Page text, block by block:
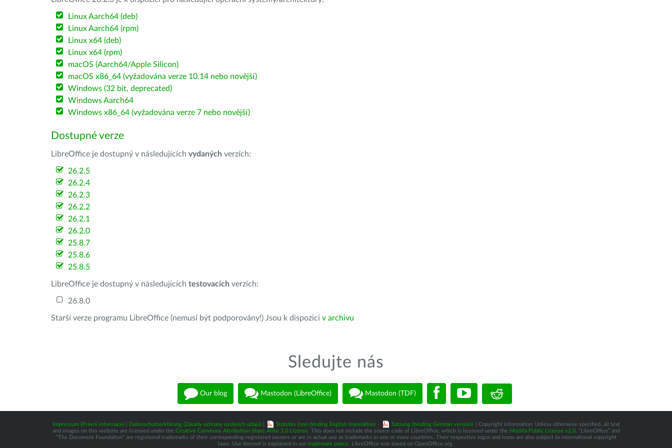
Linux Aarch64 (deb)
Linux Aarch64 (rpm)
Linux x64 (deb)
Linux x64 (rpm)
macOS (Aarch64/Apple Silicon)
macOS x86_64 (vyžadována verze 10.14 nebo novější)
Windows (32 bit, deprecated)
Windows Aarch64
Windows x86_64 (vyžadována verze 7 nebo novější)
Dostupné verze
LibreOffice je dostupný v následujících vydaných verzích:
26.2.5
26.2.4
26.2.3
26.2.2
26.2.1
26.2.0
25.8.7
25.8.6
25.8.5
LibreOffice je dostupný v následujících testovacích verzích:
26.8.0
Starší verze programu LibreOffice (nemusí být podporovány!) Jsou k dispozici v archivu
Sledujte nás
Our blog Mastodon (LibreOffice) Mastodon (TDF)
Impressum (Právní informace)| Datenschutzerklärung (Zásady ochrany osobních údajů)| Statutes (non-binding English translation) - Satzung (binding German version)
| Copyright information: Unless otherwise specified, all text
and images on this website are licensed under the Creative Commons Attribution-Share Alike 3.0 License. This does not include the source code of LibreOffice, which is licensed under the Mozilla Public License v2.0. “LibreOffice” and
“The Document Foundation” are registered trademarks of their corresponding registered owners or are in actual use as trademarks in one or more countries. Their respective logos and icons are also subject to international copyright
laws. Use thereof is explained in our trademark policy . LibreOffice was based on OpenOffice.org.